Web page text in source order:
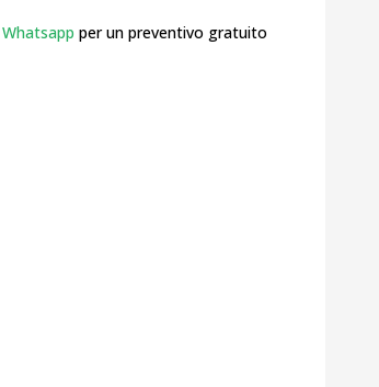
Whatsapp per un preventivo gratuito